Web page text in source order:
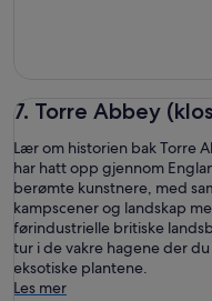
7. Torre Abbey
Lær om historien bak Torre
har hatt opp gjennom
berømte kunstnere, med
kampscener og landskap
førindustrielle britiske
tur i de vakre hagene der
eksotiske plantene.
Les mer